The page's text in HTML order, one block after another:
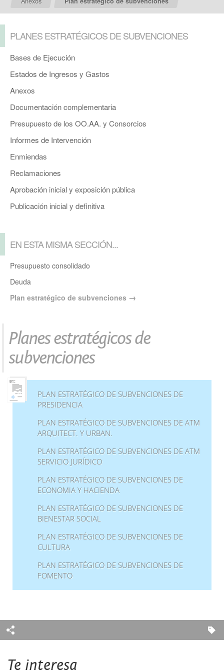
PLANES ESTRATÉGICOS DE SUBVENCIONES
Bases de Ejecución
Estados de Ingresos y Gastos
Anexos
Documentación complementaria
Presupuesto de los OO.AA. y Consorcios
Informes de Intervención
Enmiendas
Reclamaciones
Aprobación inicial y exposición pública
Publicación inicial y definitiva
EN ESTA MISMA SECCIÓN...
Presupuesto consolidado
Deuda
Plan estratégico de subvenciones
Planes estratégicos de
subvenciones
PLAN ESTRATÉGICO DE SUBVENCIONES DE
PRESIDENCIA
PLAN ESTRATÉGICO DE SUBVENCIONES DE ATM
ARQUITECT. Y URBAN.
PLAN ESTRATÉGICO DE SUBVENCIONES DE ATM
SERVICIO JURÍDICO
PLAN ESTRATÉGICO DE SUBVENCIONES DE
ECONOMIA Y HACIENDA
PLAN ESTRATÉGICO DE SUBVENCIONES DE
BIENESTAR SOCIAL
PLAN ESTRATÉGICO DE SUBVENCIONES DE
CULTURA
PLAN ESTRATÉGICO DE SUBVENCIONES DE
FOMENTO
Te interesa